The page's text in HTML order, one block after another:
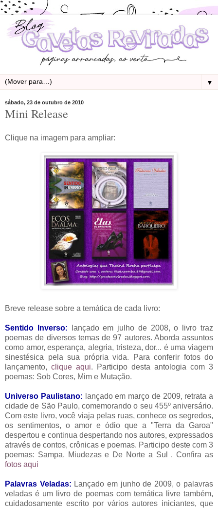
▼
sábado, 23 de outubro de 2010
Mini Release
Clique na imagem para ampliar:
Breve release sobre a temática de cada livro:
Sentido Inverso: lançado em julho de 2008, o livro traz
poemas de diversos temas de 97 autores. Aborda assuntos
como amor, esperança, alegria, tristeza, dor... é uma viagem
sinestésica pela sua própria vida. Para conferir fotos do
lançamento, clique aqui. Participo desta antologia com 3
poemas: Sob Cores, Mim e Mutação.
Universo Paulistano: lançado em março de 2009, retrata a
cidade de São Paulo, comemorando o seu 455º aniversário.
Com este livro, você viaja pelas ruas, conhece os segredos,
os sentimentos, o amor e ódio que a "Terra da Garoa"
despertou e continua despertando nos autores, expressados
através de contos, crônicas e poemas. Participo deste com 3
poemas: Sampa, Miudezas e De Norte a Sul . Confira as
fotos aqui
Palavras Veladas: Lançado em junho de 2009, o palavras
veladas é um livro de poemas com temática livre também,
cuidadosamente escrito por vários autores iniciantes, que